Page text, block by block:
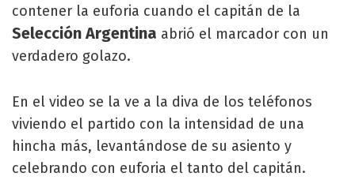
contener la euforia cuando el capitán de la
Selección Argentina abrió el marcador con un
verdadero golazo.
En el video se la ve a la diva de los teléfonos
viviendo el partido con la intensidad de una
hincha más, levantándose de su asiento y
celebrando con euforia el tanto del capitán.